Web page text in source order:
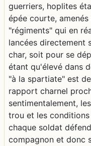
guerriers, hoplites
épée courte,
"régiments" qui en
lancées directement
char, soit pour se
étant qu'élevé dans
"à la spartiate" est
rapport charnel
sentimentalement,
trou et les
chaque soldat
compagnon et donc